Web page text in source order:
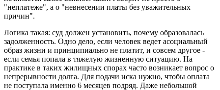
"неплатеже", а о "невнесении платы без уважительных
причин".
Логика такая: суд должен установить, почему образовалась
задолженность. Одно дело, если человек ведет асоциальный
образ жизни и принципиально не платит, и совсем другое -
если семья попала в тяжелую жизненную ситуацию. На
практике в таких жилищных спорах часто возникает вопрос о
непрерывности долга. Для подачи иска нужно, чтобы оплата
не поступала именно 6 месяцев подряд. Даже небольшой